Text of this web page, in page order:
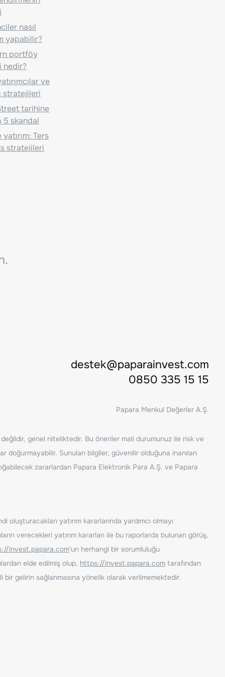
nasıl
yapabilir?
portföy
nedir?
ve
stratejileri
tarihine
5 skandal
Ters
stratejileri
destek@paparainvest.com
0850 335 15 15
Papara Menkul Değerler A.Ş.
değildir, genel niteliktedir. Bu öneriler mali durumunuz ile risk ve
doğurmayabilir. Sunulan bilgiler, güvenilir olduğuna inanılan
zararlardan Papara Elektronik Para A.Ş. ve Papara
yatırım kararlarında yardımcı olmayı
verecekleri yatırım kararları ile bu raporlarda bulunan görüş,
invest.papara.com'un herhangi bir sorumluluğu
elde edilmiş olup, https://invest.papara.com tarafından
bir gelirin sağlanmasına yönelik olarak verilmemektedir.